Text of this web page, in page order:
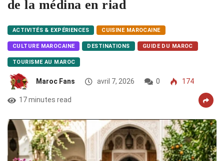
de la médina en riad
ACTIVITÉS & EXPÉRIENCES CUISINE MAROCAINE
CULTURE MAROCAINE DESTINATIONS GUIDE DU MAROC
TOURISME AU MAROC
Maroc Fans avril 7, 2026 0 174
17 minutes read